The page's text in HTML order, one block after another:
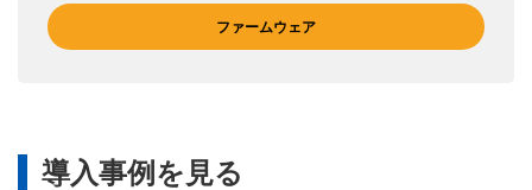
ファームウェア
導入事例を見る